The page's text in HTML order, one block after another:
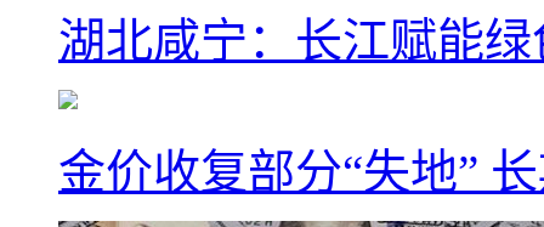
湖北咸宁：长江赋能
金价收复部分“失地”